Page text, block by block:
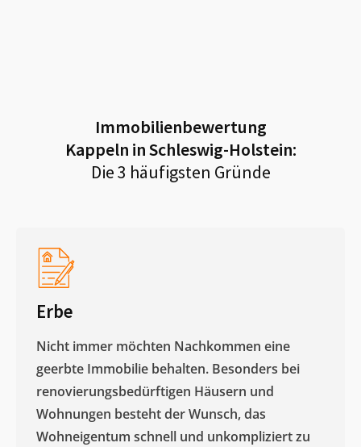
Immobilienbewertung
Kappeln in Schleswig-Holstein:
Die 3 häufigsten Gründe
Erbe
Nicht immer möchten Nachkommen eine
geerbte Immobilie behalten. Besonders bei
renovierungsbedürftigen Häusern und
Wohnungen besteht der Wunsch, das
Wohneigentum schnell und unkompliziert zu